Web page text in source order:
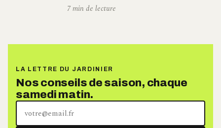
7 min de lecture
LA LETTRE DU JARDINIER
Nos conseils de saison, chaque
samedi matin.
Votre
adresse